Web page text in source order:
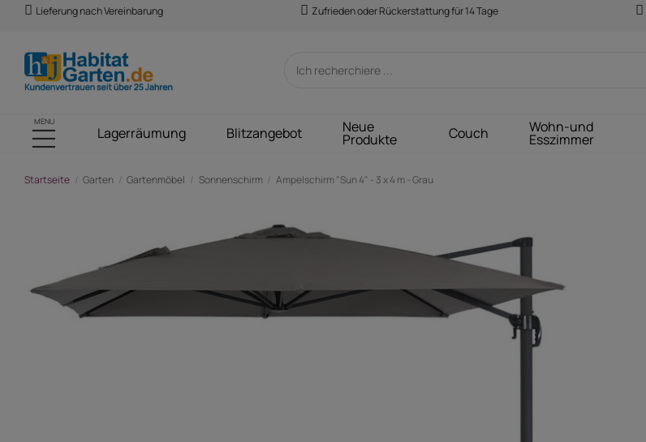
Lieferung nach Vereinbarung Zufrieden oder Rückerstattung für 14 Tage
MENU
Lagerräumung Blitzangebot Neue
Produkte Couch Wohn-und
Esszimmer
Startseite Garten Gartenmöbel Sonnenschirm Ampelschirm "Sun 4" - 3 x 4 m - Grau